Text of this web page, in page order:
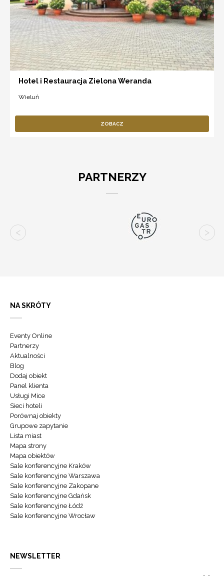
Hotel i Restauracja Zielona Weranda
Wieluń
ZOBACZ
PARTNERZY
NA SKRÓTY
Eventy Online
Partnerzy
Aktualności
Blog
Dodaj obiekt
Panel klienta
Usługi Mice
Sieci hoteli
Porównaj obiekty
Grupowe zapytanie
Lista miast
Mapa strony
Mapa obiektów
Sale konferencyjne Kraków
Sale konferencyjne Warszawa
Sale konferencyjne Zakopane
Sale konferencyjne Gdańsk
Sale konferencyjne Łódź
Sale konferencyjne Wrocław
NEWSLETTER